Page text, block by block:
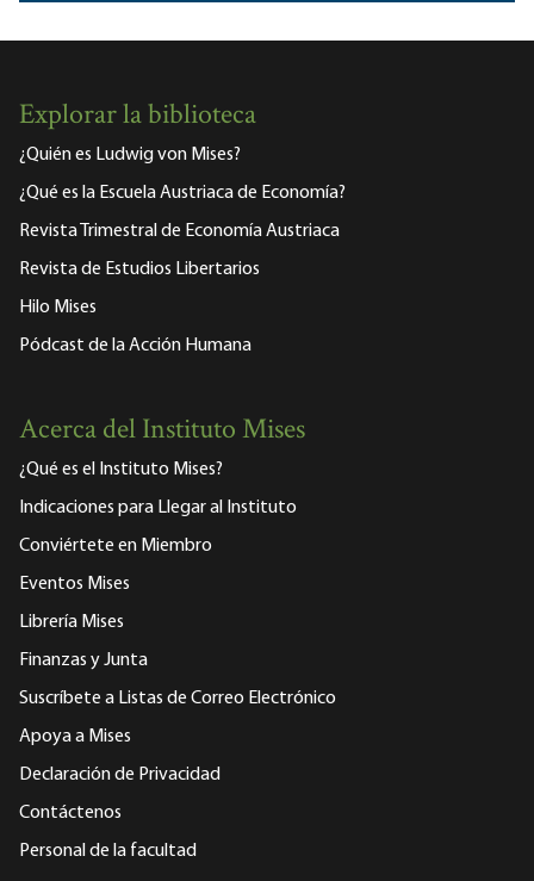
Explorar la biblioteca
¿Quién es Ludwig von Mises?
¿Qué es la Escuela Austriaca de Economía?
Revista Trimestral de Economía Austriaca
Revista de Estudios Libertarios
Hilo Mises
Pódcast de la Acción Humana
Acerca del Instituto Mises
¿Qué es el Instituto Mises?
Indicaciones para Llegar al Instituto
Conviértete en Miembro
Eventos Mises
Librería Mises
Finanzas y Junta
Suscríbete a Listas de Correo Electrónico
Apoya a Mises
Declaración de Privacidad
Contáctenos
Personal de la facultad